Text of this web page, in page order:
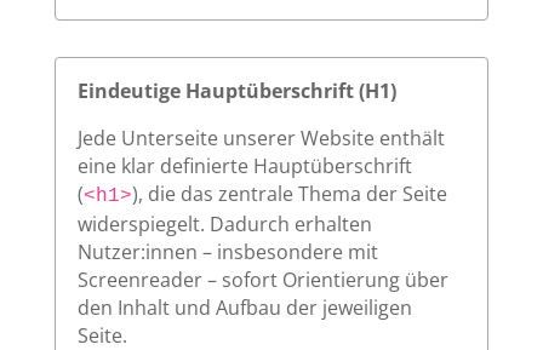
Eindeutige Hauptüberschrift (H1)
Jede Unterseite unserer Website enthält
eine klar definierte Hauptüberschrift
(<h1>), die das zentrale Thema der Seite
widerspiegelt. Dadurch erhalten
Nutzer:innen – insbesondere mit
Screenreader – sofort Orientierung über
den Inhalt und Aufbau der jeweiligen
Seite.